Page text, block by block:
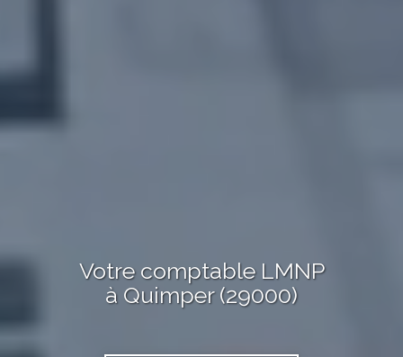
Votre comptable LMNP
à Quimper (29000)